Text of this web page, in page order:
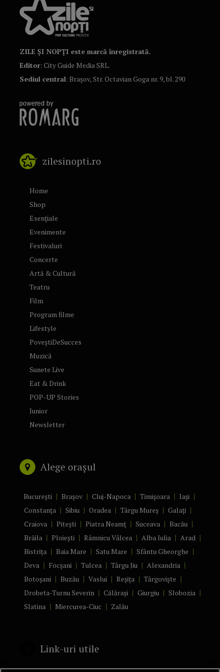
ZILE ȘI NOPȚI este marcă înregistrată.
Editor: City Guide Media SRL.
Sediul central: Brașov, Str. Octavian Goga nr. 9, bl. 290
zilesinopti.ro
Home
Shop
Esențiale
Evenimente
Festivaluri
Concerte
Artă & Cultură
Teatru
Film
Program filme
Lifestyle
PoveștiDeSucces
Muzică
Sunete Live
Eat & Drink
POP-UP Stories
Junior
Newsletter
Alege orașul
București Brașov Cluj-Napoca Timișoara
Iași
Constanța
Sibiu Oradea Târgu Mureș
Galați
Craiova
Pitești Piatra Neamț Suceava
Bacău
Brăila
Ploiești Râmnicu Vâlcea Alba Iulia
Arad
Bistrița
Baia Mare Satu Mare
Sfântu Gheorghe
Deva
Focșani Tulcea Târgu Jiu
Alexandria
Botoșani
Buzău Vaslui Reșița
Târgoviște
Drobeta-Turnu Severin
Călărași Giurgiu
Slobozia
Slatina
Miercurea-Ciuc Zalău
Link-uri utile